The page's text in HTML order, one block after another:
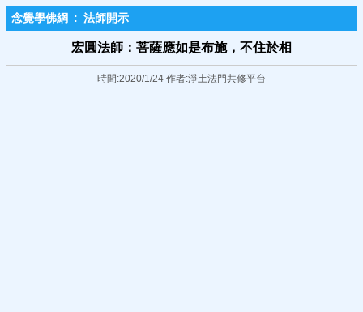
念覺學佛網 : 法師開示
宏圓法師：菩薩應如是布施，不住於相
時間:2020/1/24 作者:淨土法門共修平台